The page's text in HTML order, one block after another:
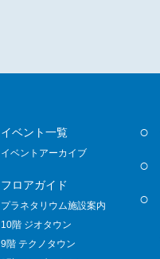
イベント一覧
イベントアーカイブ
フロアガイド
プラネタリウム施設案内
10階 ジオタウン
9階 テクノタウン